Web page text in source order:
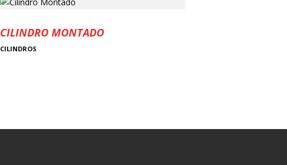
CILINDRO MONTADO
CILINDROS